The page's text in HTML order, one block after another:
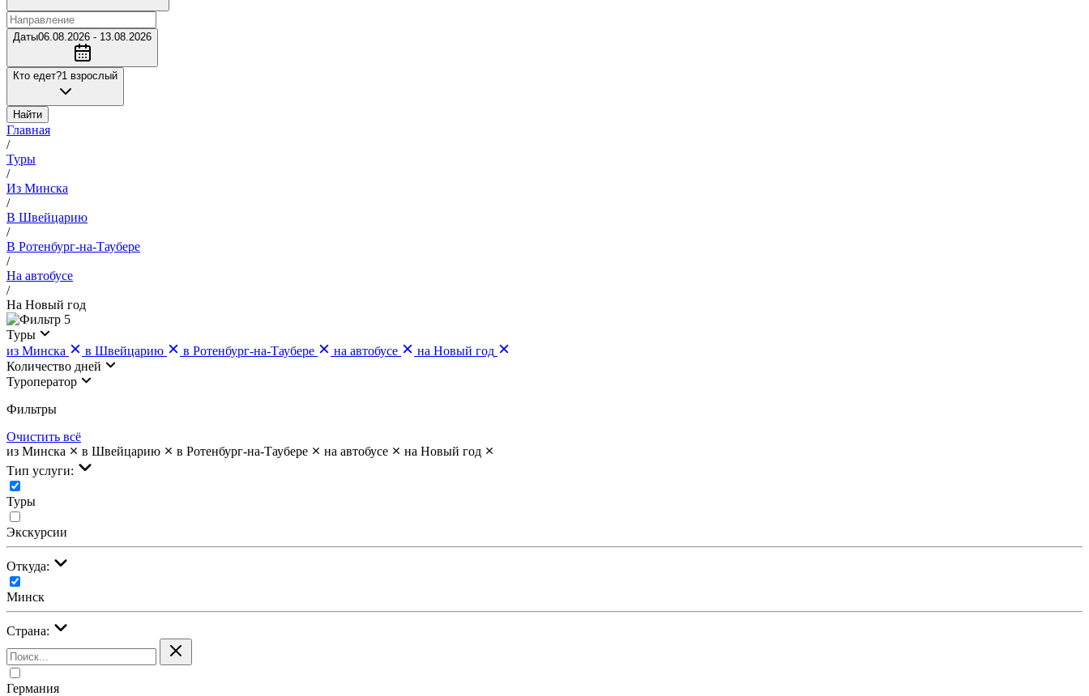
Даты06.08.2026 - 13.08.2026
Кто едет?1 взрослый
Найти
Главная
/
Туры
/
Из Минска
/
В Швейцарию
/
В Ротенбург-на-Таубере
/
На автобусе
/
На Новый год
5
Туры
из Минска
в Швейцарию в Ротенбург-на-Таубере на автобусе
на Новый год
Количество дней
Туроператор
Фильтры
Очистить всё
из Минска
в Швейцарию в Ротенбург-на-Таубере на автобусе
на Новый год
Тип услуги:
Туры
Экскурсии
Откуда:
Минск
Страна:
Германия